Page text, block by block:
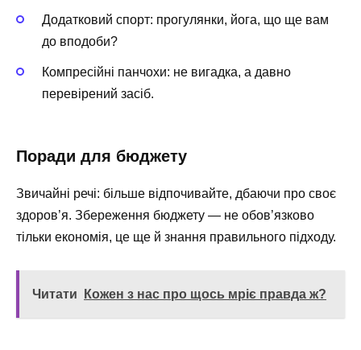
Додатковий спорт: прогулянки, йога, що ще вам
до вподоби?
Компресійні панчохи: не вигадка, а давно
перевірений засіб.
Поради для бюджету
Звичайні речі: більше відпочивайте, дбаючи про своє
здоров’я. Збереження бюджету — не обов’язково
тільки економія, це ще й знання правильного підходу.
Читати Кожен з нас про щось мріє правда ж?